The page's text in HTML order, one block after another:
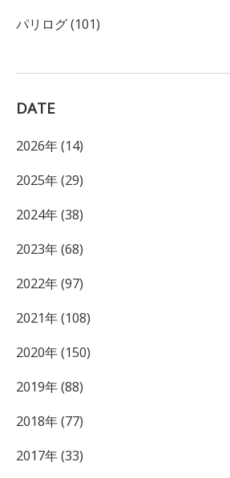
パリログ (101)
DATE
2026年 (14)
2025年 (29)
2024年 (38)
2023年 (68)
2022年 (97)
2021年 (108)
2020年 (150)
2019年 (88)
2018年 (77)
2017年 (33)